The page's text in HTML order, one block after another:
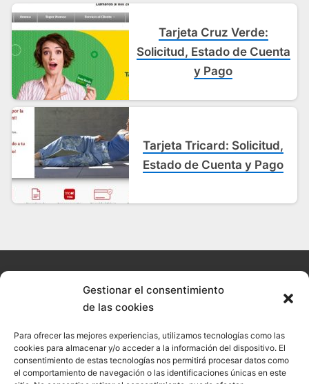
Gestionar el consentimiento
de las cookies
Para ofrecer las mejores experiencias, utilizamos tecnologías como las
cookies para almacenar y/o acceder a la información del dispositivo. El
consentimiento de estas tecnologías nos permitirá procesar datos como
el comportamiento de navegación o las identificaciones únicas en este
Tarjeta Cruz Verde:
Solicitud, Estado de Cuenta
y Pago
Tarjeta Tricard: Solicitud,
Estado de Cuenta y Pago
Política de cookies
Política de privacidad